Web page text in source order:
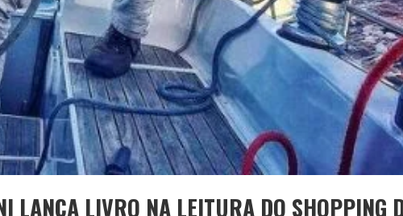
LANÇA LIVRO NA LEITURA DO SHOPPING